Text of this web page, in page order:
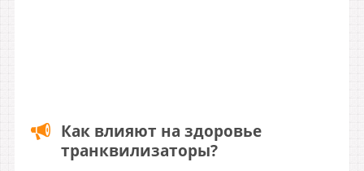
Как влияют на здоровье
транквилизаторы?